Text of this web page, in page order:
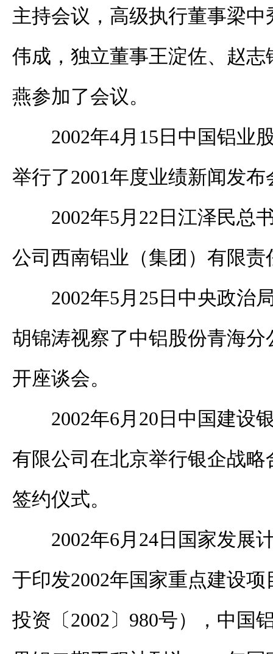
主持会议，高级执行董事梁
伟成，独立董事王淀佐、赵
燕参加了会议。
2002年4月15日中国铝业
举行了2001年度业绩新闻发布
2002年5月22日江泽民总
公司西南铝业（集团）有限责
2002年5月25日中央政治
胡锦涛视察了中铝股份青海
开座谈会。
2002年6月20日中国建设
有限公司在北京举行银企战
签约仪式。
2002年6月24日国家发展
于印发2002年国家重点建设
投资〔2002〕980号），中国